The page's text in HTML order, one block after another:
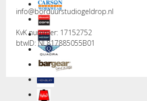
info@borduurstudiogeldrop.nl
KvK nummer: 17152752
btwID: NL817885055B01